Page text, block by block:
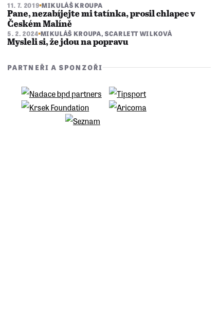
11. 7. 2019 MIKULÁŠ KROUPA
Pane, nezabíjejte mi tatínka, prosil chlapec v
Českém Malíně
5. 2. 2024 MIKULÁŠ KROUPA,SCARLETT WILKOVÁ
Mysleli si, že jdou na popravu
PARTNEŘI A SPONZOŘI